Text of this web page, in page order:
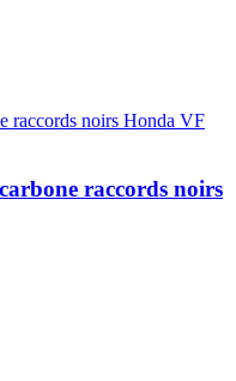
raccords noirs